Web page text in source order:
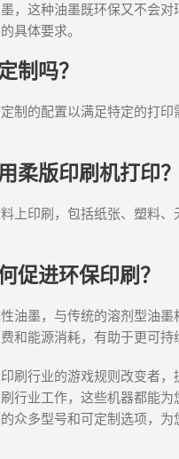
，这种油墨既环保又不会
具体要求。
制吗？
制的配置以满足特定的打
柔版印刷机打印？
上印刷，包括纸张、塑料
促进环保印刷？
油墨，与传统的溶剂型油
和能源消耗，有助于更可持
刷行业的游戏规则改变者
行业工作，这些机器都能
众多型号和可定制选项，